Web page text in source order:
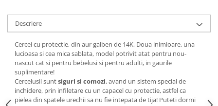
Descriere
Cercei cu protectie, din aur galben de 14K, Doua inimioare, una
lucioasa si cea mica sablata, model potrivit atat pentru nou-
nascut cat si pentru bebelusi si pentru adulti, in gaurile
suplimentare!
Cercelusii suntsiguri si comozi, avand un sistem special de
inchidere, prin infiletare cu un capacel cu protectie, astfel ca
pielea din spatele urechii sa nu fie intepata de tija! Puteti dormi